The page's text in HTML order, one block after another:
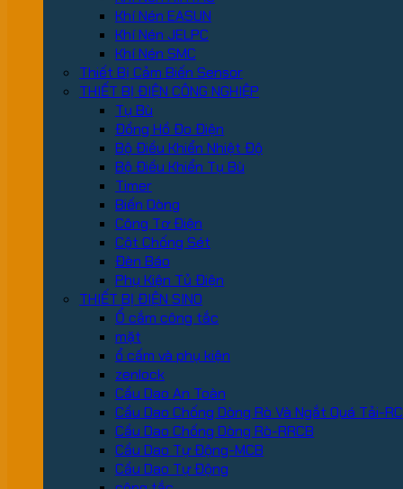
Khí Nén EASUN
Khí Nén JELPC
Khí Nén SMC
Thiết Bị Cảm Biến Sensor
THIẾT BỊ ĐIỆN CÔNG NGHIỆP
Tụ Bù
Đồng Hồ Đo Điện
Bộ Điều Khiển Nhiệt Độ
Bộ Điều Khiển Tụ Bù
Timer
Biến Dòng
Công Tơ Điện
Cột Chống Sét
Đèn Báo
Phụ Kiện Tủ Điện
THIẾT BỊ ĐIỆN SINO
Ổ cắm công tắc
mặt
ổ cấm và phụ kiện
zenlock
Cầu Dao An Toàn
Cầu Dao Chống Dòng Rò Và Ngắt Quá Tải-
Cầu Dao Chống Dòng Rò-RRCB
Cầu Dao Tự Động-MCB
Cầu Dao Tự Động